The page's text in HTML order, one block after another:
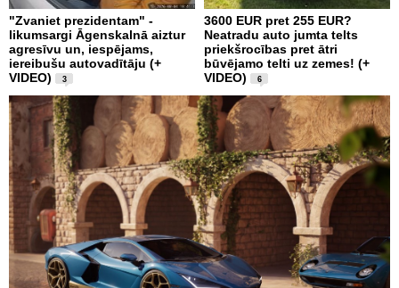
"Zvaniet prezidentam" -
likumsargi Āgenskalnā aiztur
agresīvu un, iespējams,
iereibušu autovadītāju (+
VIDEO)
3
3600 EUR pret 255 EUR?
Neatradu auto jumta telts
priekšrocības pret ātri
būvējamo telti uz zemes! (+
VIDEO)
6